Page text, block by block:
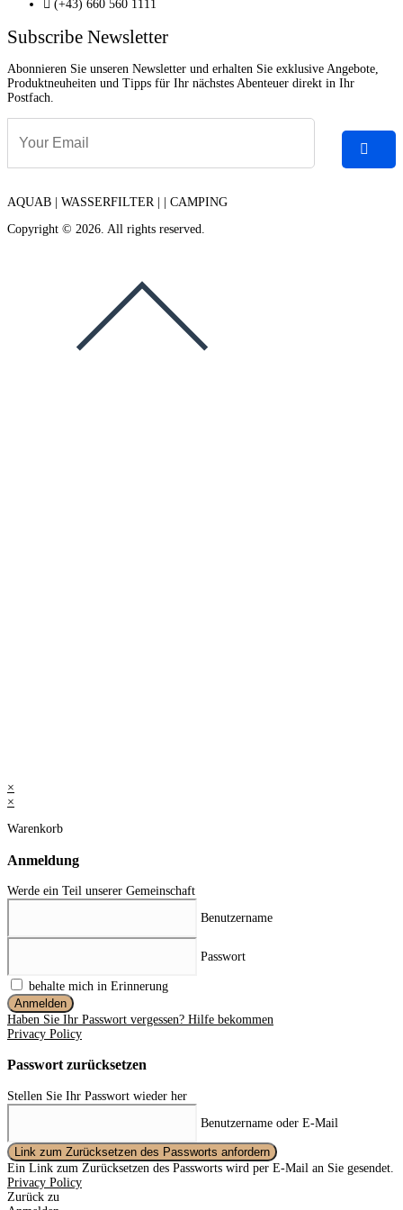
(+43) 660 560 1111
Subscribe Newsletter
Abonnieren Sie unseren Newsletter und erhalten Sie exklusive Angebote,
Produktneuheiten und Tipps für Ihr nächstes Abenteuer direkt in Ihr
Postfach.
AQUAB | WASSERFILTER | | CAMPING
Copyright © 2026. All rights reserved.
×
×
Warenkorb
Anmeldung
Werde ein Teil unserer Gemeinschaft
Benutzername
Passwort
behalte mich in Erinnerung
Anmelden
Haben Sie Ihr Passwort vergessen? Hilfe bekommen
Privacy Policy
Passwort zurücksetzen
Stellen Sie Ihr Passwort wieder her
Benutzername oder E-Mail
Link zum Zurücksetzen des Passworts anfordern
Ein Link zum Zurücksetzen des Passworts wird per E-Mail an Sie gesendet.
Privacy Policy
Zurück zu